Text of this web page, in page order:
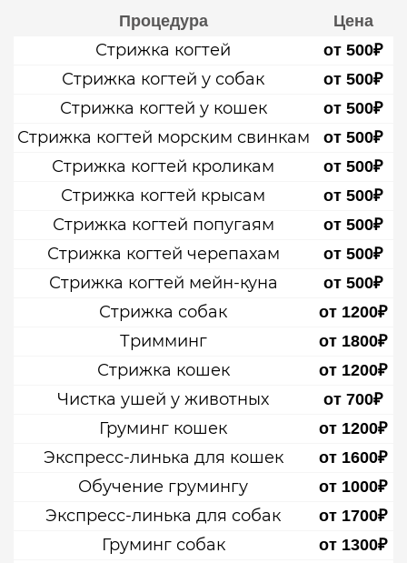
Процедура Цена
Стрижка когтей от 500₽
Стрижка когтей у собак от 500₽
Стрижка когтей у кошек от 500₽
Стрижка когтей морским свинкам от 500₽
Стрижка когтей кроликам от 500₽
Стрижка когтей крысам от 500₽
Стрижка когтей попугаям от 500₽
Стрижка когтей черепахам от 500₽
Стрижка когтей мейн-куна от 500₽
Стрижка собак от 1200₽
Тримминг от 1800₽
Стрижка кошек от 1200₽
Чистка ушей у животных от 700₽
Груминг кошек от 1200₽
Экспресс-линька для кошек от 1600₽
Обучение грумингу от 1000₽
Экспресс-линька для собак от 1700₽
Груминг собак от 1300₽